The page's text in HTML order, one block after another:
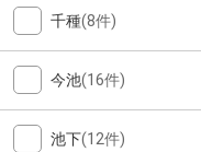
千種(8件)
今池(16件)
池下(12件)